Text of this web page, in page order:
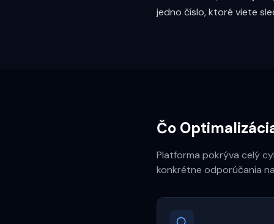
jedno číslo, ktoré viete
Čo
Platforma pokrýva celý
konkrétne odporúčania